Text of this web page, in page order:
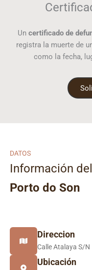
Un certificado de
registra la muerte de
como la fecha,
DATOS
Información
Porto do Son
Direccion
Calle Atalaya S/N
Ubicación